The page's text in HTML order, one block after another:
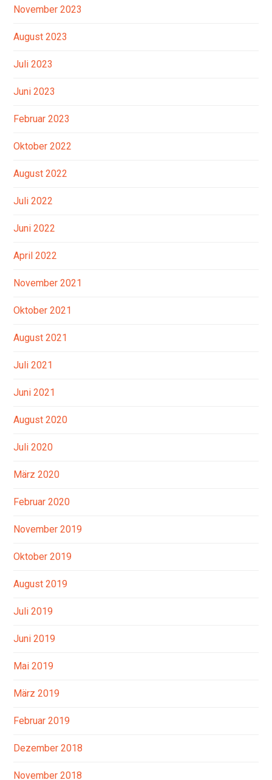
November 2023
August 2023
Juli 2023
Juni 2023
Februar 2023
Oktober 2022
August 2022
Juli 2022
Juni 2022
April 2022
November 2021
Oktober 2021
August 2021
Juli 2021
Juni 2021
August 2020
Juli 2020
März 2020
Februar 2020
November 2019
Oktober 2019
August 2019
Juli 2019
Juni 2019
Mai 2019
März 2019
Februar 2019
Dezember 2018
November 2018